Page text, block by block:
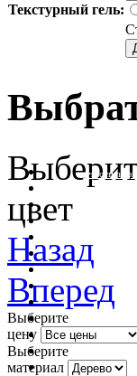
Текстурный гель:
очистить
цвет
Назад
Вперед
Выберите
цену
Выберите
материал